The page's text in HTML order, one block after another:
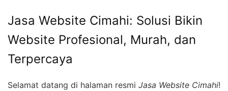
Jasa Website Cimahi: Solusi Bikin
Website Profesional, Murah, dan
Terpercaya
Selamat datang di halaman resmi Jasa Website Cimahi!